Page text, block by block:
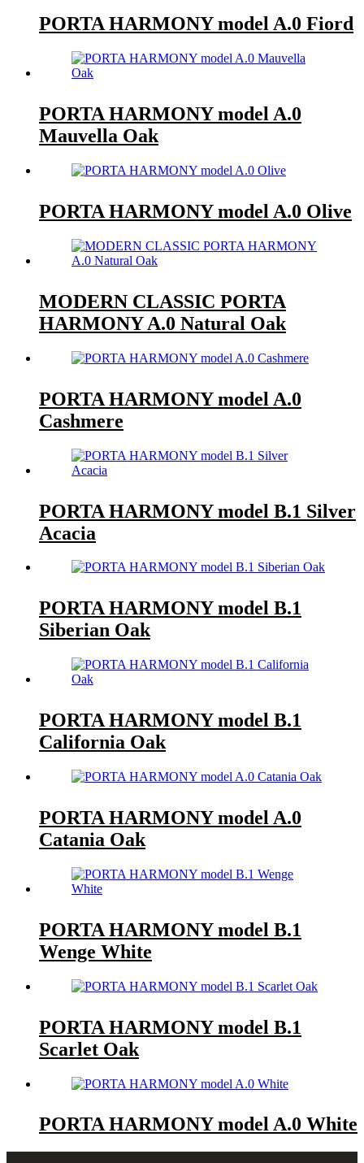
PORTA HARMONY model A.0 Fiord
PORTA HARMONY model A.0
Mauvella Oak
PORTA HARMONY model A.0 Olive
MODERN CLASSIC PORTA
HARMONY A.0 Natural Oak
PORTA HARMONY model A.0
Cashmere
PORTA HARMONY model B.1 Silver
Acacia
PORTA HARMONY model B.1
Siberian Oak
PORTA HARMONY model B.1
California Oak
PORTA HARMONY model A.0
Catania Oak
PORTA HARMONY model B.1
Wenge White
PORTA HARMONY model B.1
Scarlet Oak
PORTA HARMONY model A.0 White